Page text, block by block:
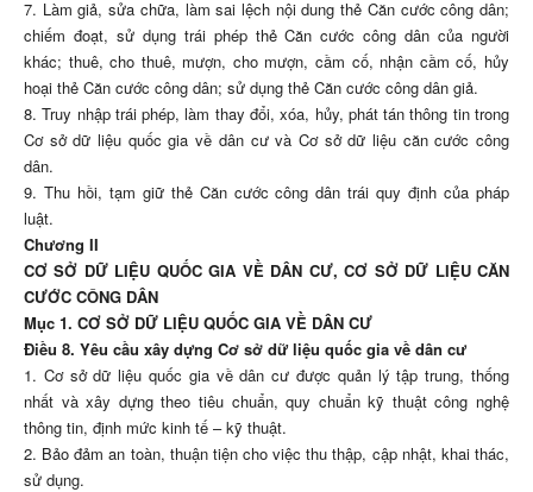
7. Làm giả, sửa chữa, làm sai lệch nội dung thẻ Căn cước công dân;
chiếm đoạt, sử dụng trái phép thẻ Căn cước công dân của người
khác; thuê, cho thuê, mượn, cho mượn, cầm cố, nhận cầm cố, hủy
hoại thẻ Căn cước công dân; sử dụng thẻ Căn cước công dân giả.
8. Truy nhập trái phép, làm thay đổi, xóa, hủy, phát tán thông tin trong
Cơ sở dữ liệu quốc gia về dân cư và Cơ sở dữ liệu căn cước công
dân.
9. Thu hồi, tạm giữ thẻ Căn cước công dân trái quy định của pháp
luật.
Chương II
CƠ SỞ DỮ LIỆU QUỐC GIA VỀ DÂN CƯ, CƠ SỞ DỮ LIỆU CĂN
CƯỚC CÔNG DÂN
Mục 1. CƠ SỞ DỮ LIỆU QUỐC GIA VỀ DÂN CƯ
Điều 8. Yêu cầu xây dựng Cơ sở dữ liệu quốc gia về dân cư
1. Cơ sở dữ liệu quốc gia về dân cư được quản lý tập trung, thống
nhất và xây dựng theo tiêu chuẩn, quy chuẩn kỹ thuật công nghệ
thông tin, định mức kinh tế – kỹ thuật.
2. Bảo đảm an toàn, thuận tiện cho việc thu thập, cập nhật, khai thác,
sử dụng.